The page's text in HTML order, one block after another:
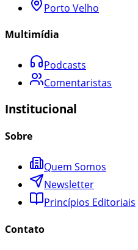
Porto Velho
Multimídia
Podcasts
Comentaristas
Institucional
Sobre
Quem Somos
Newsletter
Princípios Editoriais
Contato